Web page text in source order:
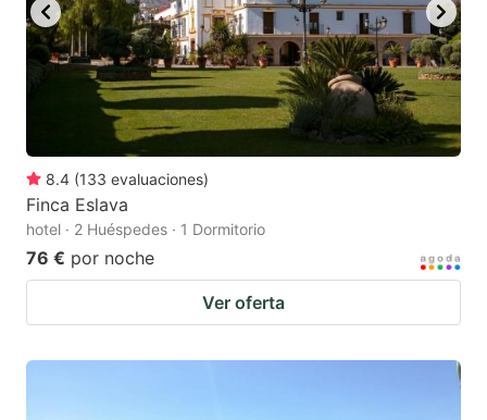
8.4 (133 evaluaciones)
Finca Eslava
hotel · 2 Huéspedes · 1 Dormitorio
76 € por noche
Ver oferta